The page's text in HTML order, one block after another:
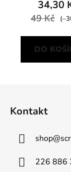
34,30
49 Kč
DO
Kontakt
shop@
226 886